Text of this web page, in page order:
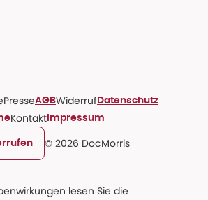
PresseAGBWiderruf Datenschutz
Kontakt Impressum
© 2026 DocMorris
lesen Sie die